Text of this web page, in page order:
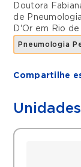
Doutora
de
D'Or em Rio
Pneumologia
Compartilhe